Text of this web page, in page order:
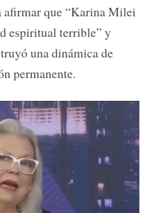
afirmar que “Karina Milei
espiritual terrible” y
una dinámica de
permanente.